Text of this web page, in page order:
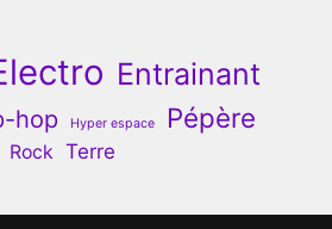
Entrainant
hop Hyper espace Pépère
Rock Terre